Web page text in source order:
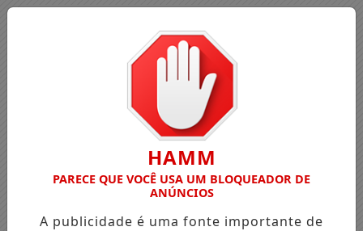
HAMM
PARECE QUE VOCÊ USA UM BLOQUEADOR DE
ANÚNCIOS
A publicidade é uma fonte importante de